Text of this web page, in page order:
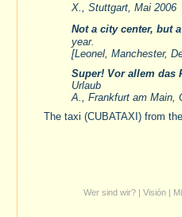
X., Stuttgart, Mai 2006
Not a city center, but
year.
[Leonel, Manchester,
Super! Vor allem das
Urlaub
A., Frankfurt am Main,
The taxi (CUBATAXI) from
Wer sind wir?| Visión|